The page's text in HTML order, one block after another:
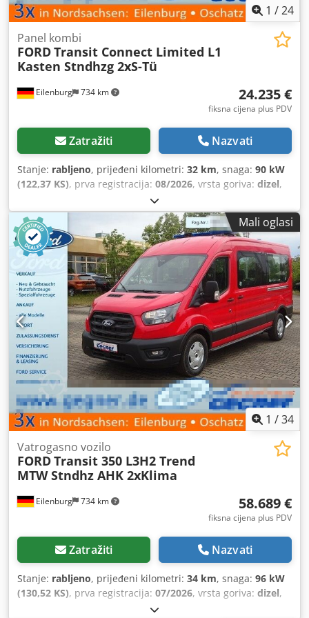
1 /24
Eilenburg 734 km
Panel kombi
FORDTransit Connect Limited L1
Kasten Stndhzg 2xS-Tü
24.235 €
fiksna cijena plus PDV
Zatražiti Nazvati
Stanje: rabljeno, prijeđeni kilometri: 32 km, snaga: 90 kW
(122,37 KS), prva registracija: 08/2026, vrsta goriva: dizel,
, boja:bijela
mehanički, broj sjedala:2, ukupna duljina:4.500 mm,
ukupna širina:
1.855 mm , ukupna visina:1.838 mm,
duljina prostora za utovar:1.648 mm, Godina proizvodnje:
2026, Oprema:ABS, elektronički program stabilnosti
(ESP), filtar čestica, grijač za parkiranje, klima uređaj,
navigacijski sustav, pogon na sva četiri kotača, središnje
zaključavanje,
Mali oglasi
1 /34
Eilenburg 734 km
Vatrogasno vozilo
FORDTransit 350 L3H2 Trend
MTW Stndhz AHK 2xKlima
58.689 €
fiksna cijena plus PDV
Zatražiti Nazvati
Stanje: rabljeno, prijeđeni kilometri: 34 km, snaga: 96 kW
(130,52 KS), prva registracija: 07/2026, vrsta goriva: dizel,
, boja:crvena